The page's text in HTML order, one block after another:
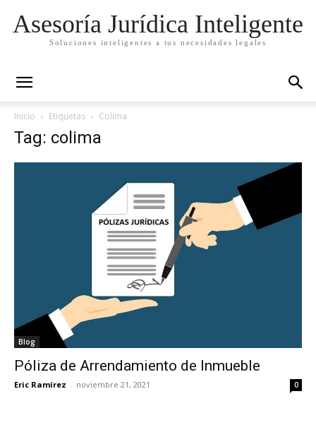
Asesoría Jurídica Inteligente
Soluciones inteligentes a tus necesidades legales
Inicio Etiquetas Colima
Tag: colima
Blog
Póliza de Arrendamiento de Inmueble
Eric Ramírez - noviembre 21, 2021 0